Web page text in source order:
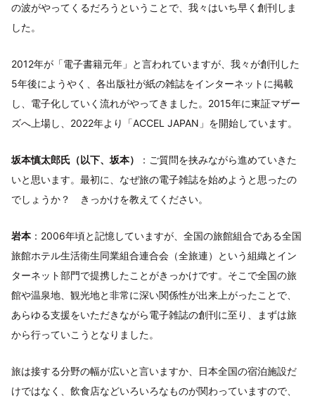
の波がやってくるだろうということで、我々はいち早く創刊しま
した。
2012年が「電子書籍元年」と言われていますが、我々が創刊した
5年後にようやく、各出版社が紙の雑誌をインターネットに掲載
し、電子化していく流れがやってきました。2015年に東証マザー
ズへ上場し、2022年より「ACCEL JAPAN」を開始しています。
坂本慎太郎氏（以下、坂本）
：ご質問を挟みながら進めていきた
いと思います。最初に、なぜ旅の電子雑誌を始めようと思ったの
でしょうか？ きっかけを教えてください。
岩本 ：2006年頃と記憶していますが、全国の旅館組合である全国
旅館ホテル生活衛生同業組合連合会（全旅連）という組織とイン
ターネット部門で提携したことがきっかけです。そこで全国の旅
館や温泉地、観光地と非常に深い関係性が出来上がったことで、
あらゆる支援をいただきながら電子雑誌の創刊に至り、まずは旅
から行っていこうとなりました。
旅は接する分野の幅が広いと言いますか、日本全国の宿泊施設だ
けではなく、飲食店などいろいろなものが関わっていますので、